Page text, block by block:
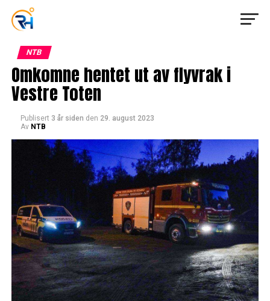
NTB
Omkomne hentet ut av flyvrak i
Vestre Toten
Publisert 3 år siden den 29. august 2023
Av NTB